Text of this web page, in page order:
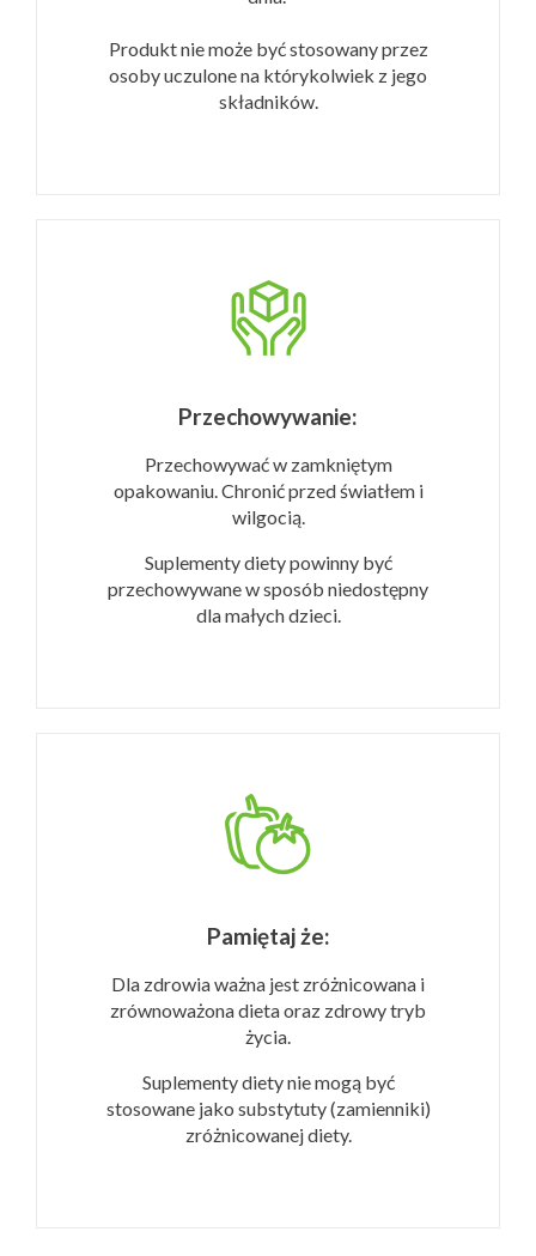
Produkt nie może być stosowany przez
osoby uczulone na którykolwiek z jego
składników.
Przechowywanie:
Przechowywać w zamkniętym
opakowaniu. Chronić przed światłem i
wilgocią.
Suplementy diety powinny być
przechowywane w sposób niedostępny
dla małych dzieci.
Pamiętaj że:
Dla zdrowia ważna jest zróżnicowana i
zrównoważona dieta oraz zdrowy tryb
życia.
Suplementy diety nie mogą być
stosowane jako substytuty (zamienniki)
zróżnicowanej diety.